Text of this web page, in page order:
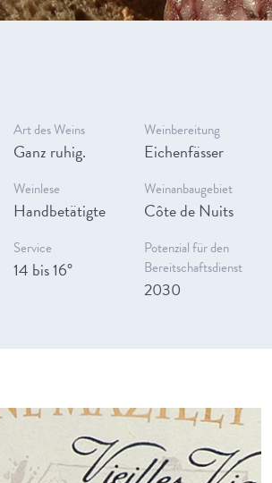
Art des Weins
Ganz ruhig.
Weinbereitung
Eichenfässer
Weinlese
Handbetätigte
Weinanbaugebiet
Côte de Nuits
Service
14 bis 16°
Potenzial für den
Bereitschaftsdienst
2030